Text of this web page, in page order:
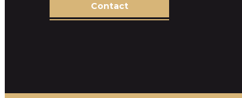
Contact